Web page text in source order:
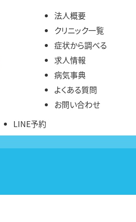
法人概要
クリニック一覧
症状から調べる
求人情報
病気事典
よくある質問
お問い合わせ
LINE予約